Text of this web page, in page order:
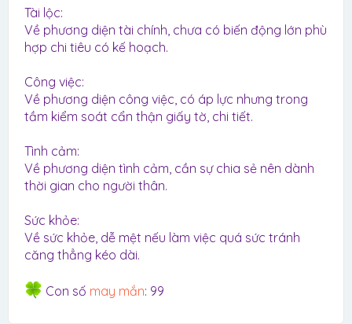
Tài lộc:
Về phương diện tài chính, chưa có biến động lớn phù
hợp chi tiêu có kế hoạch.
Công việc:
Về phương diện công việc, có áp lực nhưng trong
tầm kiểm soát cẩn thận giấy tờ, chi tiết.
Tình cảm:
Về phương diện tình cảm, cần sự chia sẻ nên dành
thời gian cho người thân.
Sức khỏe:
Về sức khỏe, dễ mệt nếu làm việc quá sức tránh
căng thẳng kéo dài.
Con số may mắn: 99